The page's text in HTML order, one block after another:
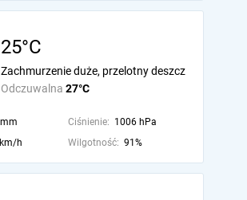
25°C
Odczuwalna 27°C
Zachmurzenie duże, przelotny deszcz
Ciśnienie: 1006 hPa
h Wilgotność: 91%